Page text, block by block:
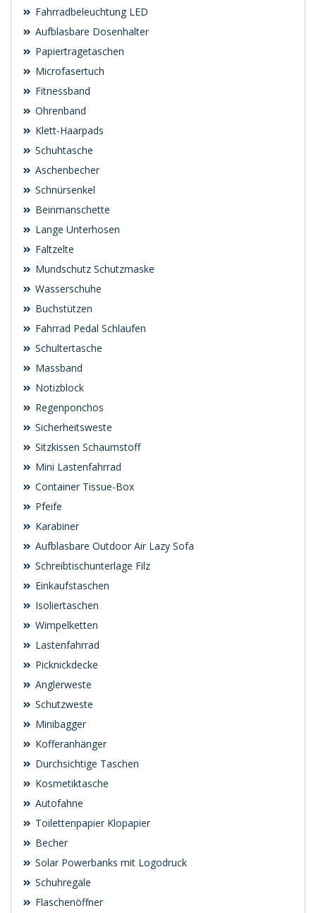
Fahrradbeleuchtung LED
Aufblasbare Dosenhalter
Papiertragetaschen
Microfasertuch
Fitnessband
Ohrenband
Klett-Haarpads
Schuhtasche
Aschenbecher
Schnürsenkel
Beinmanschette
Lange Unterhosen
Faltzelte
Mundschutz Schutzmaske
Wasserschuhe
Buchstützen
Fahrrad Pedal Schlaufen
Schultertasche
Massband
Notizblock
Regenponchos
Sicherheitsweste
Sitzkissen Schaumstoff
Mini Lastenfahrrad
Container Tissue-Box
Pfeife
Karabiner
Aufblasbare Outdoor Air Lazy Sofa
Schreibtischunterlage Filz
Einkaufstaschen
Isoliertaschen
Wimpelketten
Lastenfahrrad
Picknickdecke
Anglerweste
Schutzweste
Minibagger
Kofferanhänger
Durchsichtige Taschen
Kosmetiktasche
Autofahne
Toilettenpapier Klopapier
Becher
Solar Powerbanks mit Logodruck
Schuhregale
Flaschenöffner